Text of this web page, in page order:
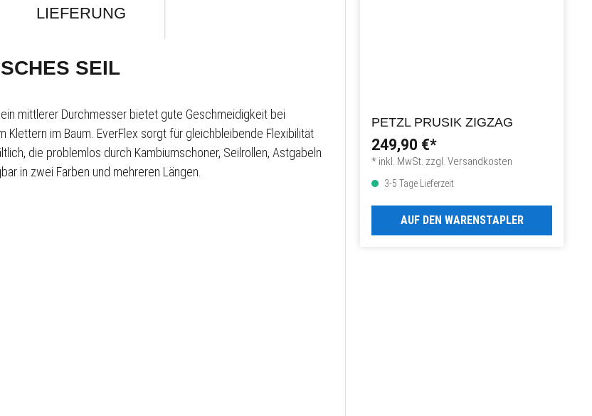
LIEFERUNG
SEIL
mittlerer Durchmesser bietet gute Geschmeidigkeit bei
im Baum. EverFlex sorgt für gleichbleibende Flexibilität
die problemlos durch Kambiumschoner, Seilrollen, Astgabeln
in zwei Farben und mehreren Längen.
PETZL PRUSIK ZIGZAG
249,90 €*
* inkl. MwSt. zzgl. Versandkosten
3-5 Tage Lieferzeit
AUF DEN WARENSTAPLER